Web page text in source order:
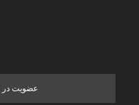
عضویت در